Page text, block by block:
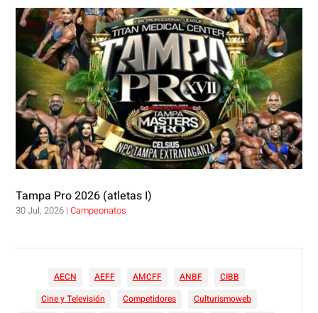
Tampa Pro 2026 (atletas I)
30 Jul, 2026 |Campeonatos
AECN AEFF AMCFF ANBF
CIBB
Cine y Televisión
Competidores
Culturismoweb